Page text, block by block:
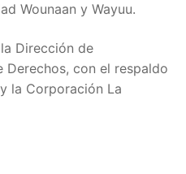
Wounaan y Wayuu.
Dirección de
con el respaldo
la Corporación La